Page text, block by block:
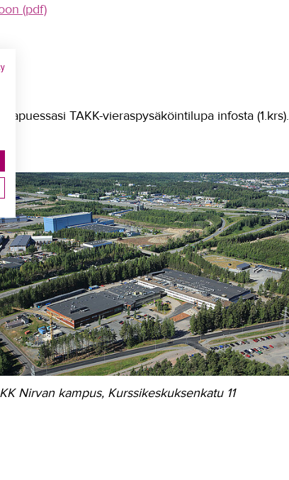
(pdf)
TAKK-vieraspysäköintilupa infosta (1.krs).
Nirvan kampus, Kurssikeskuksenkatu 11